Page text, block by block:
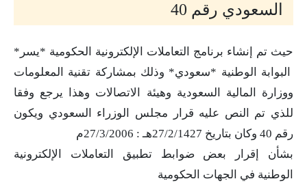
السعودي رقم 40
حيث تم إنشاء برنامج التعاملات الإلكترونية الحكومية *يسر*
البوابة الوطنية *سعودي* وذلك بمشاركة تقنية المعلومات
ووزارة المالية السعودية وهيئة الاتصالات وهذا يرجع وفقا
للذي تم النص عليه قرار مجلس الوزراء السعودي ويكون
رقم 40 وكان بتاريخ 27/2/1427هـ : 27/3/2006م
بشأن إقرار بعض ضوابط تطبيق التعاملات الإلكترونية
الوطنية في الجهات الحكومية